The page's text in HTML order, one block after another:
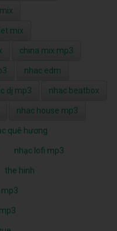
mix
china mix mp3
nhac edm
dj mp3 nhac beatbox
nhac house mp3
quê hương
nhạc lofi mp3
the hinh